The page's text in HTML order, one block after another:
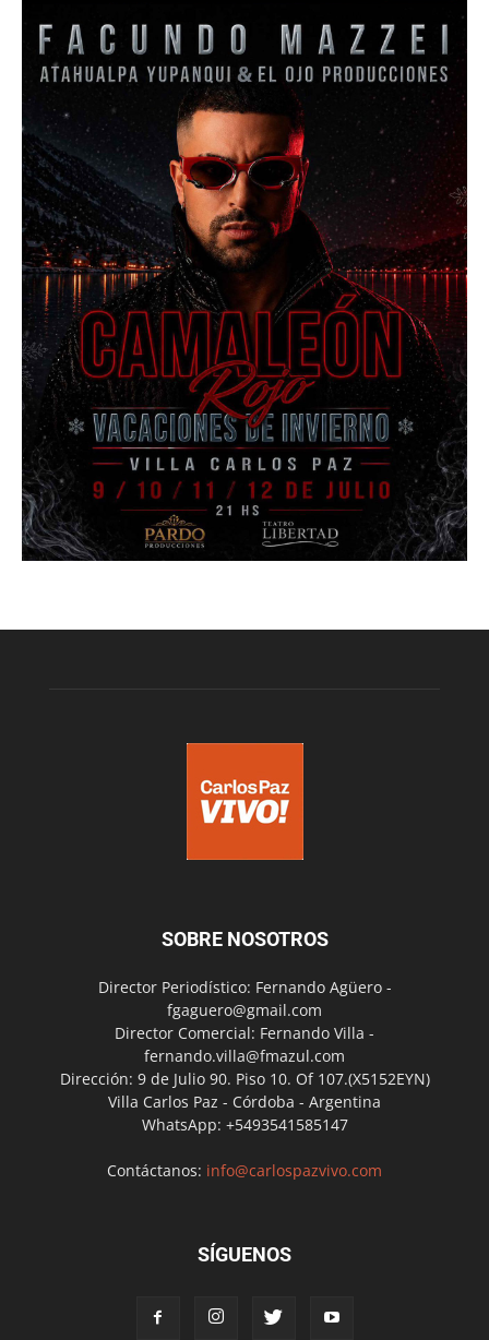
SOBRE NOSOTROS
Director Periodístico: Fernando Agüero -
fgaguero@gmail.com
Director Comercial: Fernando Villa -
fernando.villa@fmazul.com
Dirección: 9 de Julio 90. Piso 10. Of 107.(X5152EYN)
Villa Carlos Paz - Córdoba - Argentina
WhatsApp: +5493541585147
Contáctanos: info@carlospazvivo.com
SÍGUENOS